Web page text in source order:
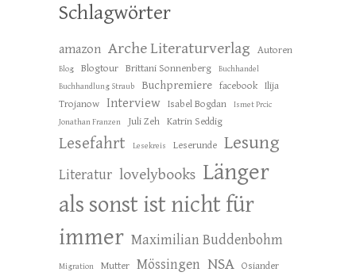
Schlagwörter
amazon Arche Literaturverlag Autoren
Blog Blogtour Brittani Sonnenberg
Buchhandel
Buchhandlung Straub
Buchpremiere facebook Ilija
Trojanow
Interview Isabel Bogdan
Ismet Prcic
Jonathan Franzen
Juli Zeh Katrin Seddig
Lesefahrt Lesekreis Leserunde Lesung
Literatur lovelybooks Länger
als sonst ist nicht für
immer Maximilian Buddenbohm
Migration Mutter Mössingen NSA Osiander